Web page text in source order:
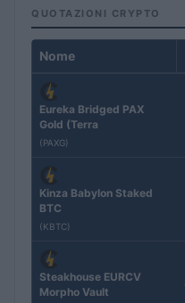
QUOTAZIONI CRYPTO
Nome
Eureka Bridged PAX
Gold (Terra
(PAXG)
Kinza Babylon Staked
BTC
(KBTC)
Steakhouse EURCV
Morpho Vault